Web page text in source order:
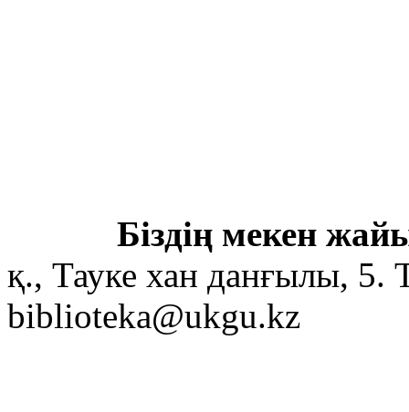
Біздің мекен
қ., Тауке хан данғылы,
biblioteka@ukgu.kz